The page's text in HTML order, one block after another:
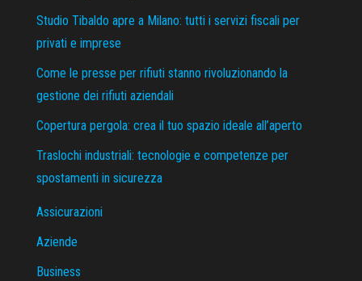
Studio Tibaldo apre a Milano: tutti i servizi fiscali per
privati e imprese
Come le presse per rifiuti stanno rivoluzionando la
gestione dei rifiuti aziendali
Copertura pergola: crea il tuo spazio ideale all’aperto
Traslochi industriali: tecnologie e competenze per
spostamenti in sicurezza
Assicurazioni
Aziende
Business